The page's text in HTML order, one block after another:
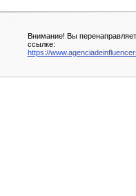
Внимание! Вы
ссылке:
https://